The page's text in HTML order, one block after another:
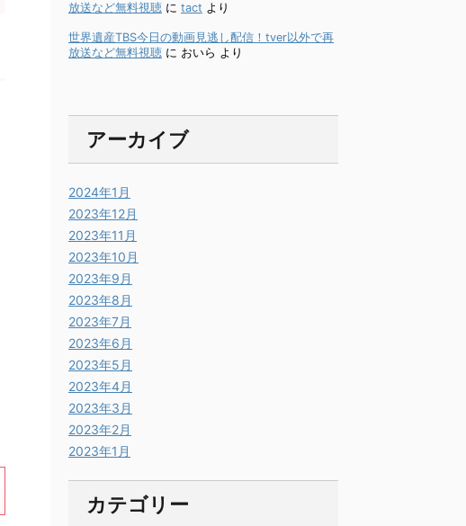
放送など無料視聴 に tact より
世界遺産TBS今日の動画見逃し配信！tver以外で再
放送など無料視聴 に おいら より
アーカイブ
2024年1月
2023年12月
2023年11月
2023年10月
2023年9月
2023年8月
2023年7月
2023年6月
2023年5月
2023年4月
2023年3月
2023年2月
2023年1月
カテゴリー